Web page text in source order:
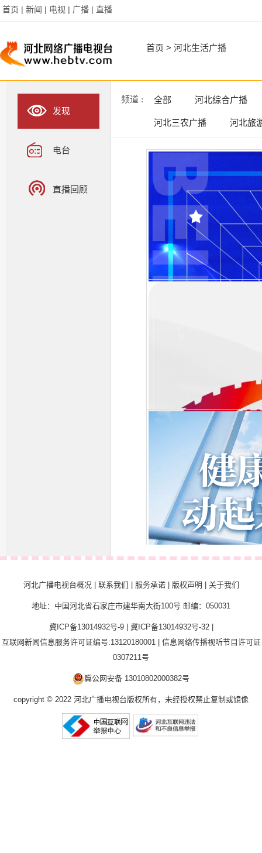
首页 | 新闻 | 电视 | 广播 | 直播
首页 > 河北生活广播
发现
电台
直播回顾
频道 : 全部 河北综合广播
河北三农广播 河北旅
北方快车
燕赵名医堂
健康动起来
河北广播电视台概况| 联系我们 服务承诺| 版权声明 关于我们
地址：中国河北省石家庄市建华南大街100号 邮编：050031
冀ICP备13014932号-9| 冀ICP备13014932号-32|
互联网新闻信息服务许可证编号:13120180001| 信息网络传播视听节目许可证
0307211号
冀公网安备 13010802000382号
copyright © 2022 河北广播电视台版权所有，未经授权禁止复制或镜像